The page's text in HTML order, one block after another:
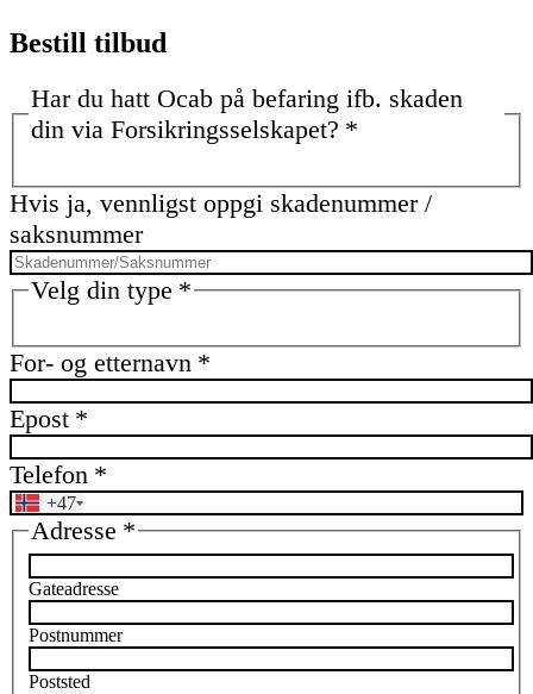
Bestill tilbud
Har du hatt Ocab på befaring ifb. skaden
din via Forsikringsselskapet? *
Hvis ja, vennligst oppgi skadenummer /
saksnummer
Velg din type *
For- og etternavn *
Epost *
Telefon *
+47
Adresse *
Gateadresse
Postnummer
Poststed